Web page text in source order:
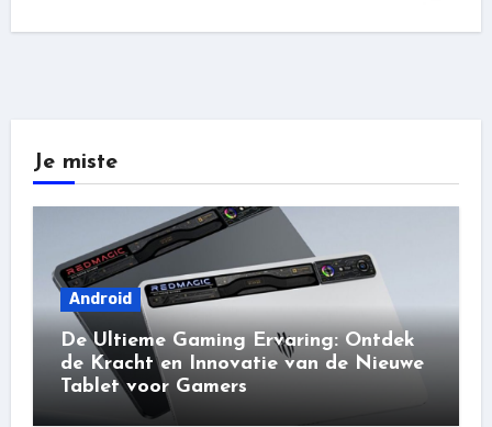
Je miste
Android
De Ultieme Gaming Ervaring: Ontdek
de Kracht en Innovatie van de Nieuwe
Tablet voor Gamers